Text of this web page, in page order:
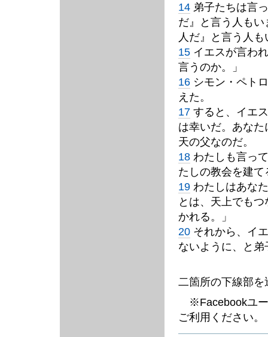
14 弟子たちは言
だ』と言う人も
人だ』と言う人
15 イエスが言わ
言うのか。」
16 シモン・ペト
えた。
17 すると、イエ
は幸いだ。あな
天の父なのだ。
18 わたしも言っ
たしの教会を建
19 わたしはあな
とは、天上でも
かれる。」
20 それから、イ
ないように、と
二箇所の下線部
※Facebookユー
ご利用ください。